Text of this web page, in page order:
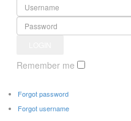
Remember me
Forgot password
Forgot username